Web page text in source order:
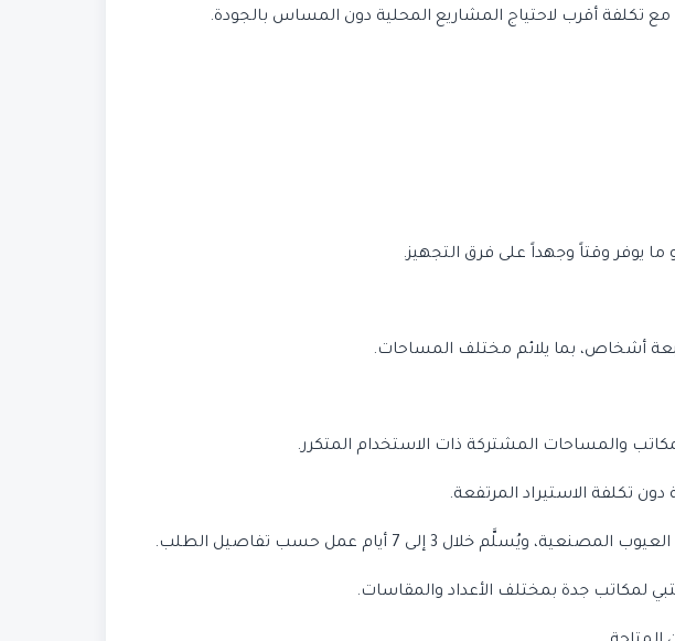
تكلفة أقرب لاحتياج المشاريع المحلية دون المساس بالجودة.
يوفر وقتاً وجهداً على فرق التجهيز.
أشخاص، بما يلائم مختلف المساحات.
والمساحات المشتركة ذات الاستخدام المتكرر.
تكلفة الاستيراد المرتفعة.
3 إلى 7 أيام عمل حسب تفاصيل الطلب.
لمكاتب جدة بمختلف الأعداد والمقاسات.